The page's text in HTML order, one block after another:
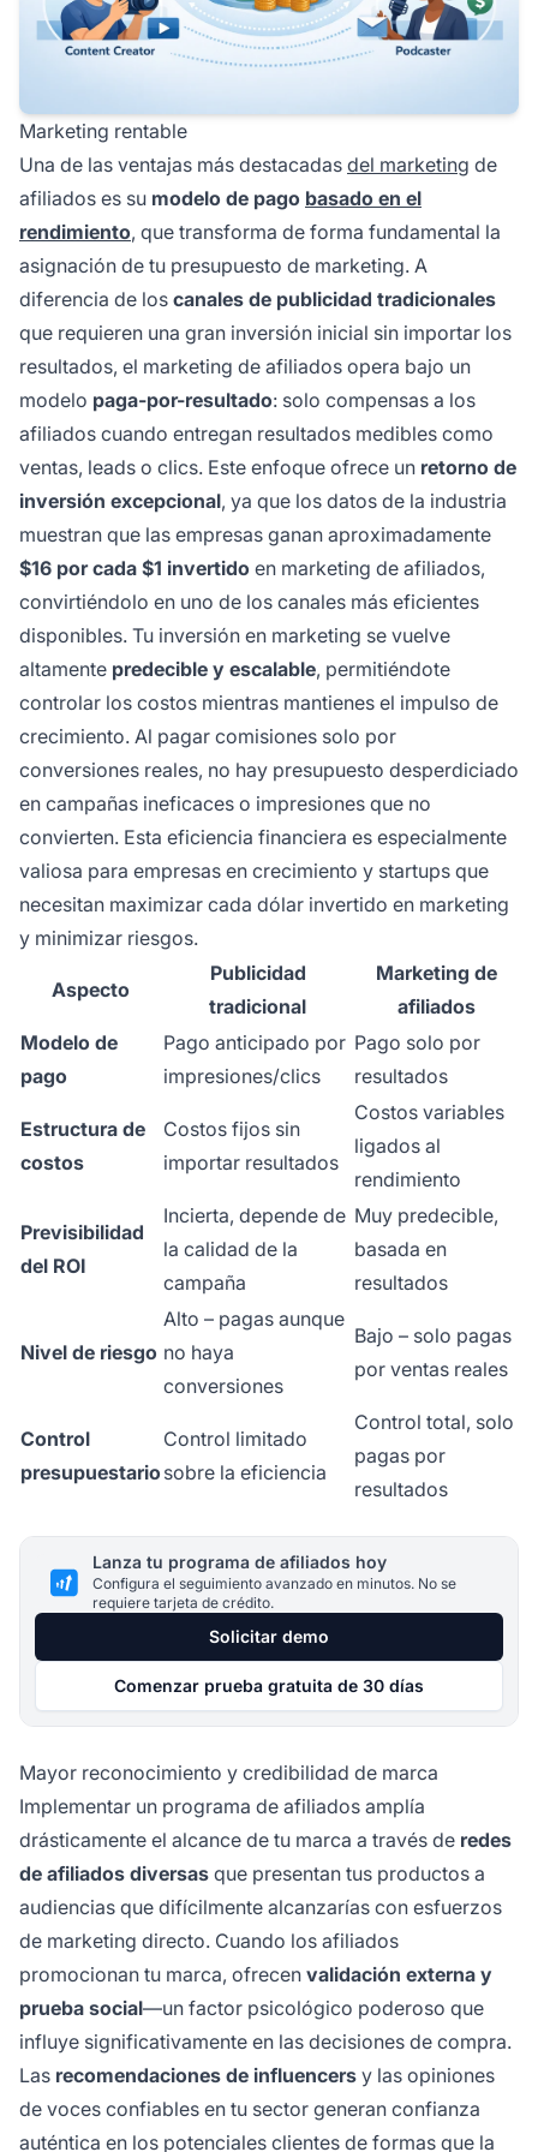
Marketing rentable
Una de las ventajas más destacadas del marketing de
afiliados es su modelo de pago basado en el
rendimiento, que transforma de forma fundamental la
asignación de tu presupuesto de marketing. A
diferencia de los canales de publicidad tradicionales
que requieren una gran inversión inicial sin importar los
resultados, el marketing de afiliados opera bajo un
modelo paga-por-resultado: solo compensas a los
afiliados cuando entregan resultados medibles como
ventas, leads o clics. Este enfoque ofrece un retorno de
inversión excepcional, ya que los datos de la industria
muestran que las empresas ganan aproximadamente
$16 por cada $1 invertido en marketing de afiliados,
convirtiéndolo en uno de los canales más eficientes
disponibles. Tu inversión en marketing se vuelve
altamente predecible y escalable, permitiéndote
controlar los costos mientras mantienes el impulso de
crecimiento. Al pagar comisiones solo por
conversiones reales, no hay presupuesto desperdiciado
en campañas ineficaces o impresiones que no
convierten. Esta eficiencia financiera es especialmente
valiosa para empresas en crecimiento y startups que
necesitan maximizar cada dólar invertido en marketing
y minimizar riesgos.
Aspecto
Publicidad
tradicional
Marketing de
afiliados
Modelo de
pago
Pago anticipado por
impresiones/clics
Pago solo por
resultados
Estructura de
costos
Costos fijos sin
importar resultados
Costos variables
ligados al
rendimiento
Previsibilidad
del ROI
Incierta, depende de
la calidad de la
campaña
Muy predecible,
basada en
resultados
Nivel de riesgo
Alto – pagas aunque
no haya
conversiones
Bajo – solo pagas
por ventas reales
Control
presupuestario
Control limitado
sobre la eficiencia
Control total, solo
pagas por
resultados
Lanza tu programa de afiliados hoy
Configura el seguimiento avanzado en minutos. No se
requiere tarjeta de crédito.
Solicitar demo
Comenzar prueba gratuita de 30 días
Mayor reconocimiento y credibilidad de marca
Implementar un programa de afiliados amplía
drásticamente el alcance de tu marca a través de redes
de afiliados diversas que presentan tus productos a
audiencias que difícilmente alcanzarías con esfuerzos
de marketing directo. Cuando los afiliados
promocionan tu marca, ofrecen validación externa y
prueba social—un factor psicológico poderoso que
influye significativamente en las decisiones de compra.
Las recomendaciones de influencers y las opiniones
de voces confiables en tu sector generan confianza
auténtica en los potenciales clientes de formas que la